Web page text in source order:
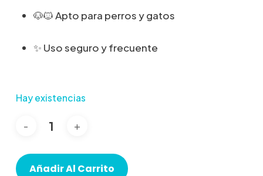
🐶🐱 Apto para perros y gatos
✨ Uso seguro y frecuente
Hay existencias
Añadir Al Carrito